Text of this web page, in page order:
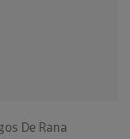
De Rana